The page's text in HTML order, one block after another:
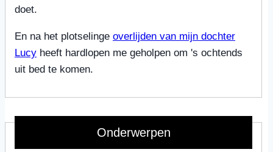
doet.
En na het plotselinge overlijden van mijn dochter
Lucy heeft hardlopen me geholpen om 's ochtends
uit bed te komen.
Onderwerpen